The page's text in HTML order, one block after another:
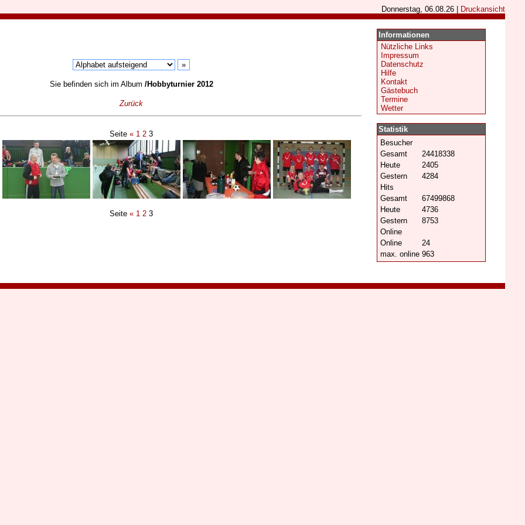
Donnerstag, 06.08.26 | Druckansicht
Sie befinden sich im Album /Hobbyturnier 2012
Zurück
Seite « 1 2 3
Seite « 1 2 3
Informationen
Nützliche Links
Impressum
Datenschutz
Hilfe
Kontakt
Gästebuch
Termine
Wetter
Statistik
Besucher
Gesamt
24418338
Heute
2405
Gestern
4284
Hits
Gesamt
67499868
Heute
4736
Gestern
8753
Online
Online
24
max. online 963